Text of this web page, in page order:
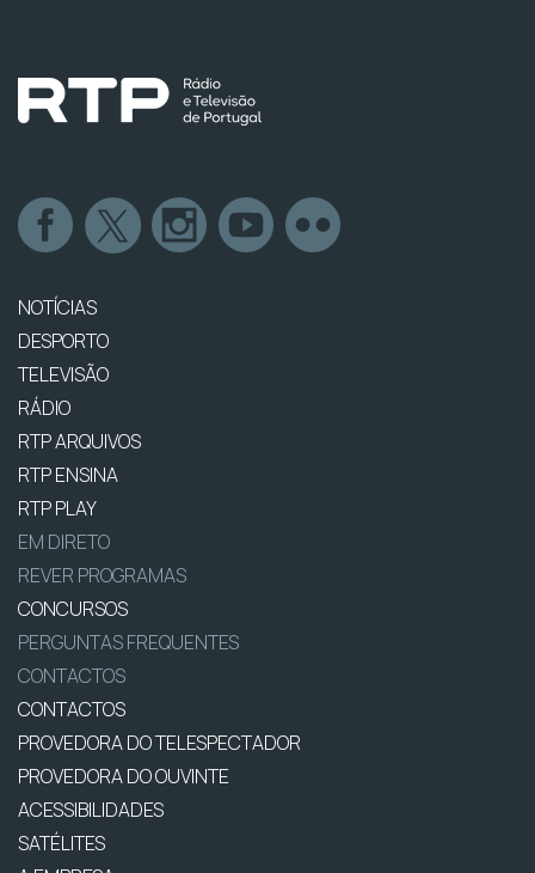
NOTÍCIAS
DESPORTO
TELEVISÃO
RÁDIO
RTP ARQUIVOS
RTP ENSINA
RTP PLAY
EM DIRETO
REVER PROGRAMAS
CONCURSOS
PERGUNTAS FREQUENTES
CONTACTOS
CONTACTOS
PROVEDORA DO TELESPECTADOR
PROVEDORA DO OUVINTE
ACESSIBILIDADES
SATÉLITES